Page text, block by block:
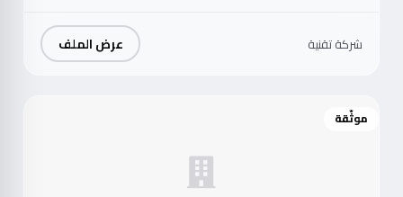
شركة تقنية عرض الملف
موثّقة